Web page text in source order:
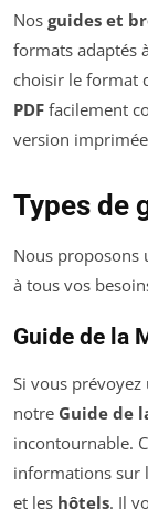
Nos guides et
formats adaptés
choisir le format
PDF facilement
version
Types de
Nous proposons
à tous vos
Guide de la
Si vous
notre Guide de
incontournable.
informations sur
et les hôtels. Il